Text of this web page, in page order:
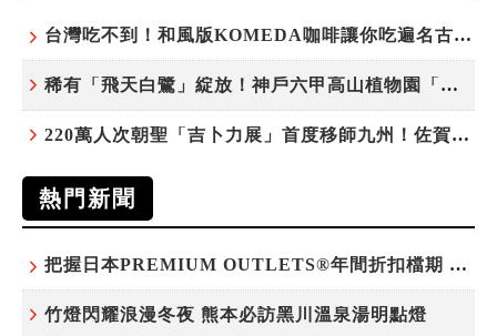
台灣吃不到！和風版KOMEDA咖啡讓你吃遍名古屋在地美食
稀有「飛天白鷺」綻放！神戶六甲高山植物園「鷺草」珍貴現身
220萬人次朝聖「吉卜力展」首度移師九州！佐賀站早鳥平日套票8/10搶先開賣
熱門新聞
把握日本PREMIUM OUTLETS®年間折扣檔期 越買越划算
竹燈閃耀浪漫冬夜 熊本必訪黑川溫泉湯明點燈